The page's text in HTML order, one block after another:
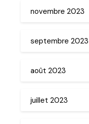
novembre 2023
septembre 2023
août 2023
juillet 2023